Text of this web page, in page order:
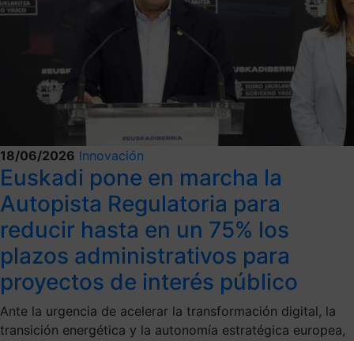
18/06/2026 Innovación
Euskadi pone en marcha la
Autopista Regulatoria para
reducir hasta en un 75% los
plazos administrativos para
proyectos de interés público
Ante la urgencia de acelerar la transformación digital, la
transición energética y la autonomía estratégica europea,